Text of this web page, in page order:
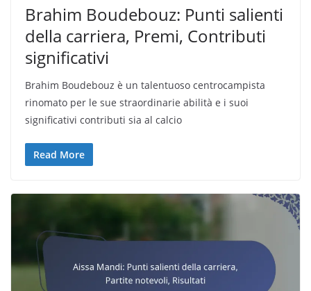
Brahim Boudebouz: Punti salienti
della carriera, Premi, Contributi
significativi
Brahim Boudebouz è un talentuoso centrocampista
rinomato per le sue straordinarie abilità e i suoi
significativi contributi sia al calcio
Read More